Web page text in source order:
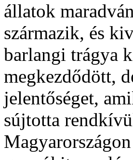
állatok
származik, és
barlangi trágya
megkezdődött,
jelentőséget,
sújtotta